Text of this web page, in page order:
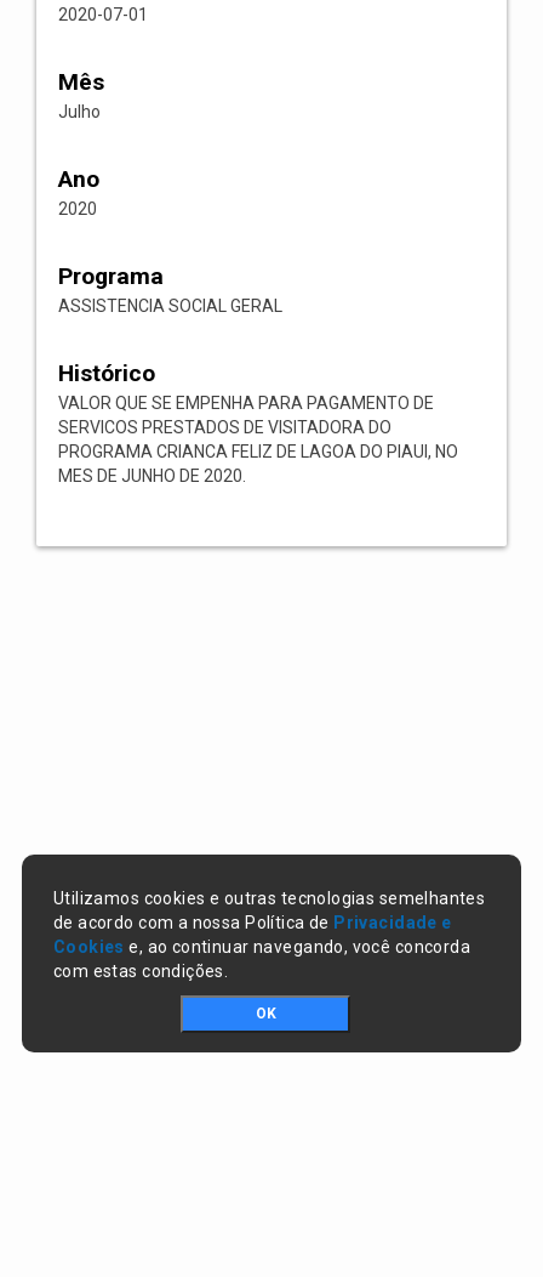
2020-07-01
Mês
Julho
Ano
2020
Programa
ASSISTENCIA SOCIAL GERAL
Histórico
VALOR QUE SE EMPENHA PARA PAGAMENTO DE
SERVICOS PRESTADOS DE VISITADORA DO
PROGRAMA CRIANCA FELIZ DE LAGOA DO PIAUI, NO
MES DE JUNHO DE 2020.
Utilizamos cookies e outras tecnologias semelhantes
de acordo com a nossa Política de Privacidade e
Cookies e, ao continuar navegando, você concorda
com estas condições.
OK